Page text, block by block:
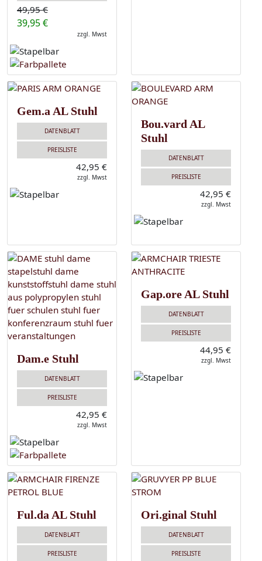
49,95 €
39,95 €
zzgl. Mwst
Gem.a AL Stuhl
DATENBLATT
PREISLISTE
42,95 €
zzgl. Mwst
Bou.vard AL
Stuhl
DATENBLATT
PREISLISTE
42,95 €
zzgl. Mwst
Dam.e Stuhl
DATENBLATT
PREISLISTE
42,95 €
zzgl. Mwst
Gap.ore AL Stuhl
DATENBLATT
PREISLISTE
44,95 €
zzgl. Mwst
Ful.da AL Stuhl
DATENBLATT
PREISLISTE
Ori.ginal Stuhl
DATENBLATT
PREISLISTE